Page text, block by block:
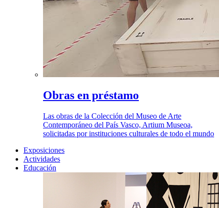
Obras en préstamo
Las obras de la Colección del Museo de Arte
Contemporáneo del País Vasco, Artium Museoa,
solicitadas por instituciones culturales de todo el mundo
Exposiciones
Actividades
Educación